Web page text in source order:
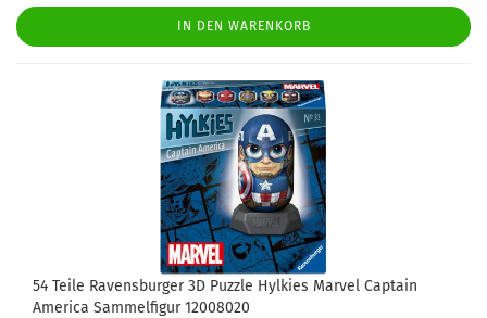
IN DEN WARENKORB
54 Teile Ravensburger 3D Puzzle Hylkies Marvel Captain
America Sammelfigur 12008020